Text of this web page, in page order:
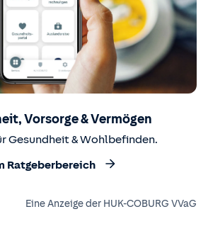
Vorsorge & Vermögen
Gesundheit & Wohlbefinden.
Ratgeberbereich
Eine Anzeige der HUK-COBURG VVaG